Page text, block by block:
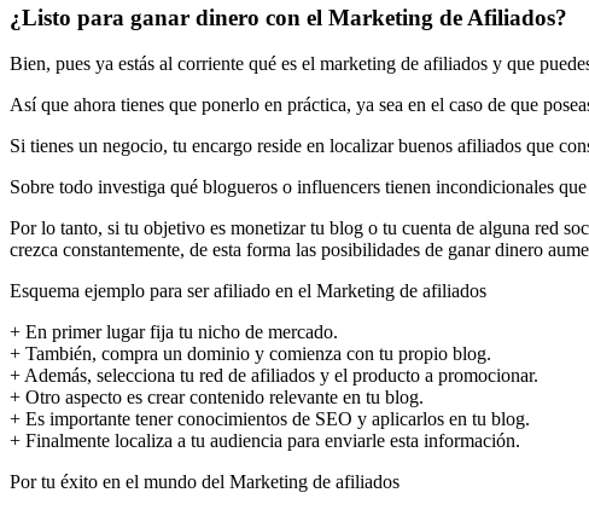
¿Listo para ganar dinero con el Marketing de Afiliados?
Bien, pues ya estás al corriente qué es el marketing de afiliados y que
Así que ahora tienes que ponerlo en práctica, ya sea en el caso de que
Si tienes un negocio, tu encargo reside en localizar buenos afiliados que
Sobre todo investiga qué blogueros o influencers tienen incondicionales
Por lo tanto, si tu objetivo es monetizar tu blog o tu cuenta de alguna red
crezca constantemente, de esta forma las posibilidades de ganar dinero
Esquema ejemplo para ser afiliado en el Marketing de afiliados
+ En primer lugar fija tu nicho de mercado.
+ También, compra un dominio y comienza con tu propio blog.
+ Además, selecciona tu red de afiliados y el producto a promocionar.
+ Otro aspecto es crear contenido relevante en tu blog.
+ Es importante tener conocimientos de SEO y aplicarlos en tu blog.
+ Finalmente localiza a tu audiencia para enviarle esta información.
Por tu éxito en el mundo del Marketing de afiliados